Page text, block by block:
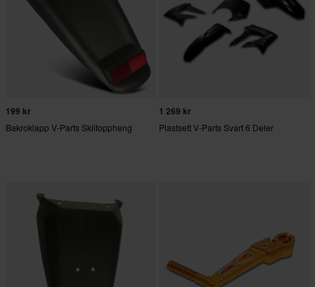
199 kr
Bakroklapp V-Parts Skiltoppheng
1 269 kr
Plastsett V-Parts Svart 6 Deler